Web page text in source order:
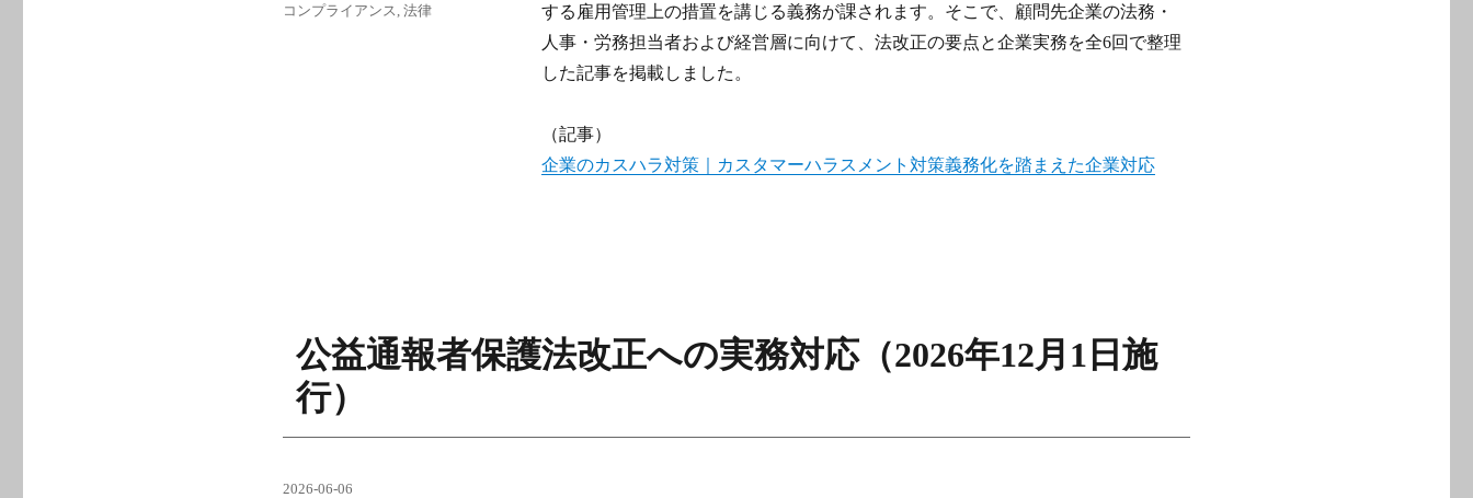
する雇用管理上の措置を講じる義務が課されます。そこで、顧問先企業の法務・
人事・労務担当者および経営層に向けて、法改正の要点と企業実務を全6回で整理
した記事を掲載しました。
（記事）
企業のカスハラ対策｜カスタマーハラスメント対策義務化を踏まえた企業対応
カ
コンプライアンス , 法律
公益通報者保護法改正への実務対応（2026年12月1日施
行）
投
2026-06-06